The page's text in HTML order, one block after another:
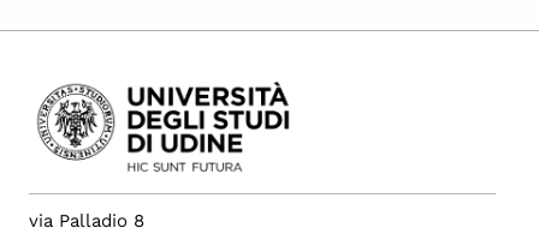
via Palladio 8